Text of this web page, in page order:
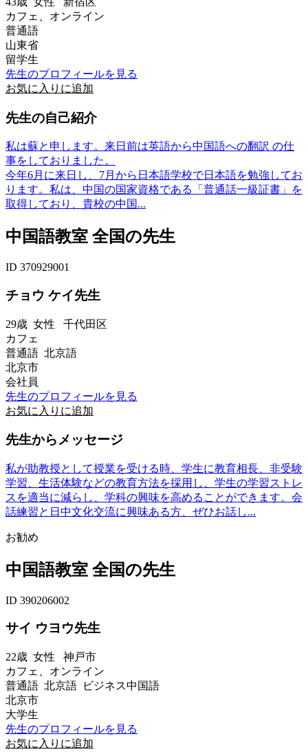
カフェ、オンライン
普通語
山東省
留学生
先生のプロフィールを見る
お気に入りに追加
先生の自己紹介
私は蘇と申します。来日前は英語から中国語への翻訳 の仕
事をしておりました。
今年6月に来日し、7月から日本語学校で日本語を勉強してお
ります。私は、中国の国家資格である「普通話一級証書」を
取得しており、貴校の中国...
中国語教室 全国の先生
ID 370929001
チョウ ケイ先生
29歳 女性 千代田区
カフェ
普通語 北京語
北京市
会社員
先生のプロフィールを見る
お気に入りに追加
先生からメッセージ
私が助教授として授業を受ける時、学生に教育相長、非受験
学習、生活体験などの教育方法を採用し、学生の学習ストレ
スを適当に減らし、学科の興味を高めることができます。会
話練習と日中文化交流に興味ある方、ぜひお話し...
お勧め
中国語教室 全国の先生
ID 390206002
サイ ウヨウ先生
22歳 女性 神戸市
カフェ、オンライン
普通語 北京語 ビジネス中国語
北京市
大学生
先生のプロフィールを見る
お気に入りに追加